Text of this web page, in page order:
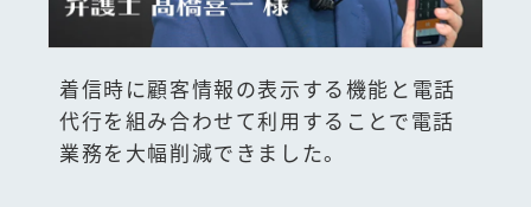
着信時に顧客情報の表示する機能と電話
代行を組み合わせて利用することで電話
業務を大幅削減できました。